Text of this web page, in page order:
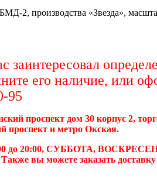
2, производства «Звезда»,
заинтересовал
его наличие, или
95
проспект дом 30 корпус 2,
проспект и метро Окская.
до 20:00, СУББОТА,
вы можете заказать